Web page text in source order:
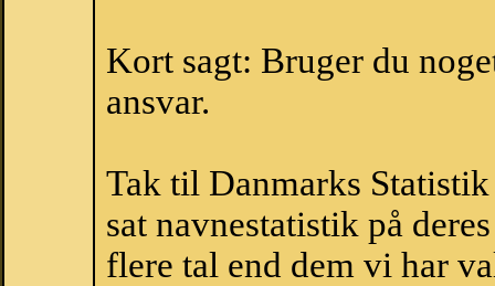
Kort sagt: Bruger du
ansvar.
Tak til Danmarks
sat navnestatistik på
flere tal end dem vi har